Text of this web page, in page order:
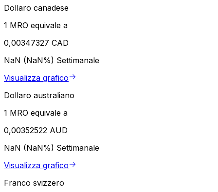
Dollaro canadese
1 MRO equivale a
0,00347327 CAD
NaN (NaN%) Settimanale
Visualizza grafico
Dollaro australiano
1 MRO equivale a
0,00352522 AUD
NaN (NaN%) Settimanale
Visualizza grafico
Franco svizzero